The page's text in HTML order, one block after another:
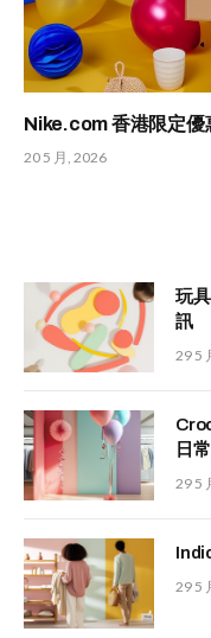
Nike.com 香港限定優
20 5 月, 2026
玩
訊
29 5
日
29 5
29 5